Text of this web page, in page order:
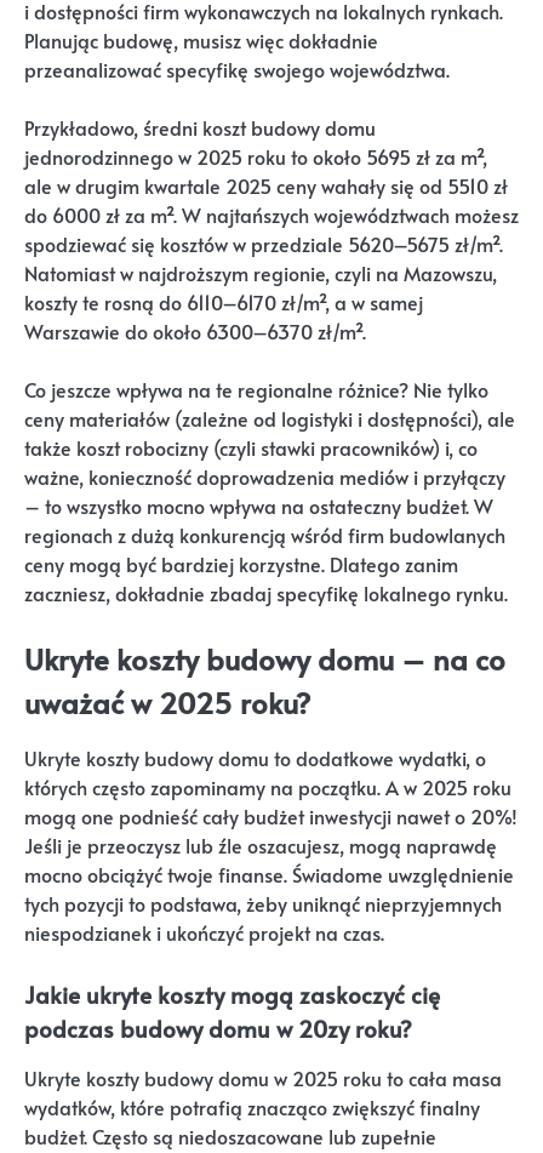
i dostępności firm wykonawczych na lokalnych rynkach.
Planując budowę, musisz więc dokładnie
przeanalizować specyfikę swojego województwa.
Przykładowo, średni koszt budowy domu
jednorodzinnego w 2025 roku to około 5695 zł za m²,
ale w drugim kwartale 2025 ceny wahały się od 5510 zł
do 6000 zł za m². W najtańszych województwach możesz
spodziewać się kosztów w przedziale 5620–5675 zł/m².
Natomiast w najdroższym regionie, czyli na Mazowszu,
koszty te rosną do 6110–6170 zł/m², a w samej
Warszawie do około 6300–6370 zł/m².
Co jeszcze wpływa na te regionalne różnice? Nie tylko
ceny materiałów (zależne od logistyki i dostępności), ale
także koszt robocizny (czyli stawki pracowników) i, co
ważne, konieczność doprowadzenia mediów i przyłączy
– to wszystko mocno wpływa na ostateczny budżet. W
regionach z dużą konkurencją wśród firm budowlanych
ceny mogą być bardziej korzystne. Dlatego zanim
zaczniesz, dokładnie zbadaj specyfikę lokalnego rynku.
Ukryte koszty budowy domu – na co
uważać w 2025 roku?
Ukryte koszty budowy domu to dodatkowe wydatki, o
których często zapominamy na początku. A w 2025 roku
mogą one podnieść cały budżet inwestycji nawet o 20%!
Jeśli je przeoczysz lub źle oszacujesz, mogą naprawdę
mocno obciążyć twoje finanse. Świadome uwzględnienie
tych pozycji to podstawa, żeby uniknąć nieprzyjemnych
niespodzianek i ukończyć projekt na czas.
Jakie ukryte koszty mogą zaskoczyć cię
podczas budowy domu w 20zy roku?
Ukryte koszty budowy domu w 2025 roku to cała masa
wydatków, które potrafią znacząco zwiększyć finalny
budżet. Często są niedoszacowane lub zupełnie